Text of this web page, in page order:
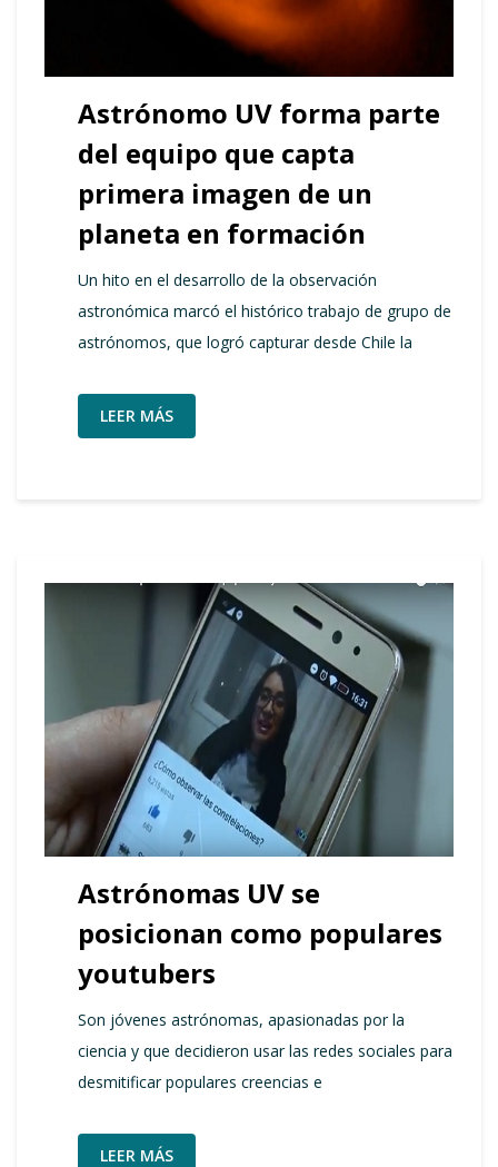
Astrónomo UV forma parte
del equipo que capta
primera imagen de un
planeta en formación
Un hito en el desarrollo de la observación
astronómica marcó el histórico trabajo de grupo de
astrónomos, que logró capturar desde Chile la
LEER MÁS
Astrónomas UV se
posicionan como populares
youtubers
Son jóvenes astrónomas, apasionadas por la
ciencia y que decidieron usar las redes sociales para
desmitificar populares creencias e
LEER MÁS